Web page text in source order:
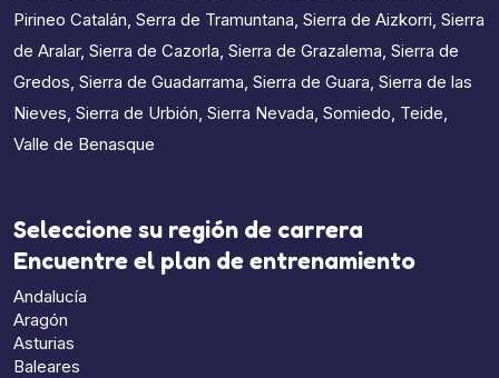
Pirineo Catalán, Serra de Tramuntana, Sierra de Aizkorri, Sierra
de Aralar, Sierra de Cazorla, Sierra de Grazalema, Sierra de
Gredos, Sierra de Guadarrama, Sierra de Guara, Sierra de las
Nieves, Sierra de Urbión, Sierra Nevada, Somiedo, Teide,
Valle de Benasque
Seleccione su región de carrera
Encuentre el plan de entrenamiento
Andalucía
Aragón
Asturias
Baleares